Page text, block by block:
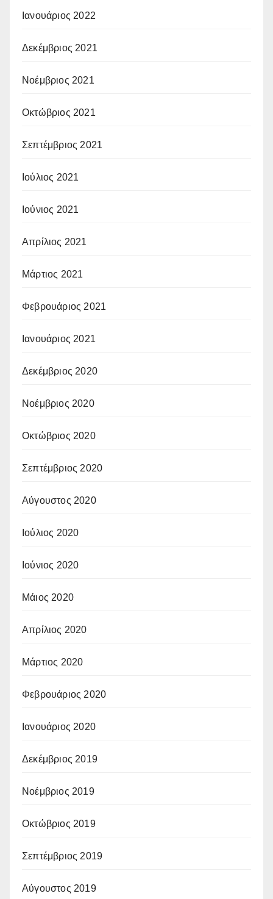
Ιανουάριος 2022
Δεκέμβριος 2021
Νοέμβριος 2021
Οκτώβριος 2021
Σεπτέμβριος 2021
Ιούλιος 2021
Ιούνιος 2021
Απρίλιος 2021
Μάρτιος 2021
Φεβρουάριος 2021
Ιανουάριος 2021
Δεκέμβριος 2020
Νοέμβριος 2020
Οκτώβριος 2020
Σεπτέμβριος 2020
Αύγουστος 2020
Ιούλιος 2020
Ιούνιος 2020
Μάιος 2020
Απρίλιος 2020
Μάρτιος 2020
Φεβρουάριος 2020
Ιανουάριος 2020
Δεκέμβριος 2019
Νοέμβριος 2019
Οκτώβριος 2019
Σεπτέμβριος 2019
Αύγουστος 2019